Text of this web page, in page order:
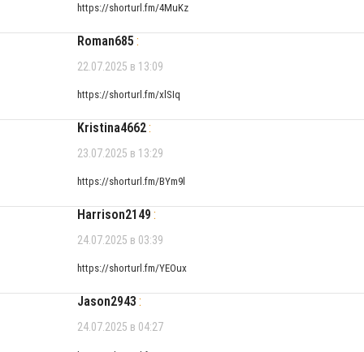
https://shorturl.fm/4MuKz
Roman685 :
22.07.2025 в 13:09
https://shorturl.fm/xlSIq
Kristina4662:
23.07.2025 в 13:29
https://shorturl.fm/BYm9l
Harrison2149 :
24.07.2025 в 03:39
https://shorturl.fm/YEOux
Jason2943 :
24.07.2025 в 04:27